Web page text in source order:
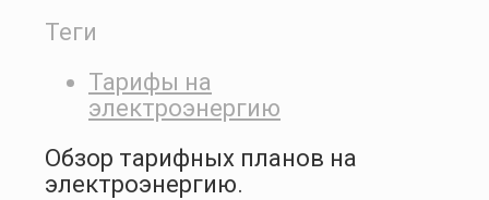
Теги
Тарифы на
электроэнергию
Обзор тарифных планов на
электроэнергию.